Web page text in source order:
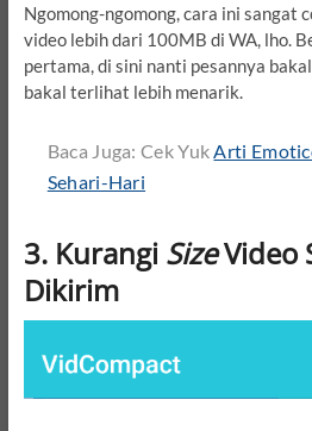
Ngomong-ngomong, cara ini sangat
video lebih dari 100MB di WA, lho.
pertama, di sini nanti pesannya
bakal terlihat lebih menarik.
Baca Juga: Cek Yuk Arti
Sehari-Hari
3. Kurangi SizeVideo
Dikirim